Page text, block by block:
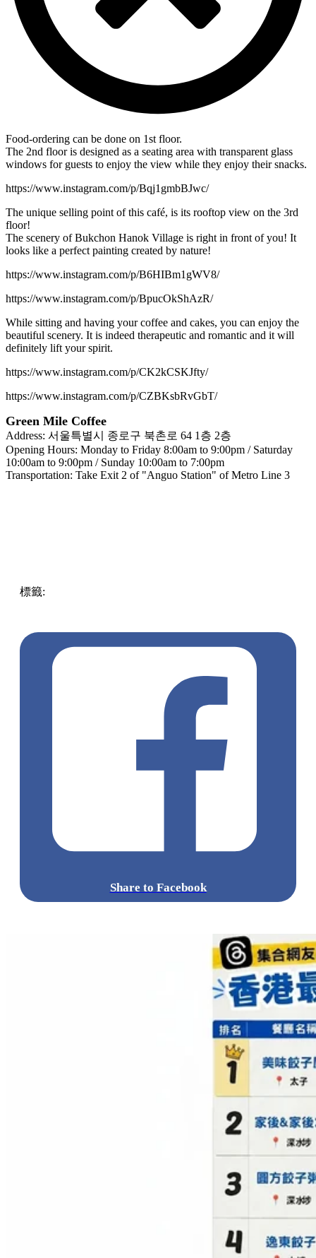
Food-ordering can be done on 1st floor.
The 2nd floor is designed as a seating area with transparent glass
windows for guests to enjoy the view while they enjoy their snacks.
https://www.instagram.com/p/Bqj1gmbBJwc/
The unique selling point of this café, is its rooftop view on the 3rd
floor!
The scenery of Bukchon Hanok Village is right in front of you! It
looks like a perfect painting created by nature!
https://www.instagram.com/p/B6HIBm1gWV8/
https://www.instagram.com/p/BpucOkShAzR/
While sitting and having your coffee and cakes, you can enjoy the
beautiful scenery. It is indeed therapeutic and romantic and it will
definitely lift your spirit.
https://www.instagram.com/p/CK2kCSKJfty/
https://www.instagram.com/p/CZBKsbRvGbT/
Green Mile Coffee
Address: 서울특별시 종로구 북촌로 64 1층 2층
Opening Hours: Monday to Friday 8:00am to 9:00pm / Saturday
10:00am to 9:00pm / Sunday 10:00am to 7:00pm
Transportation: Take Exit 2 of "Anguo Station" of Metro Line 3
標籤:
Share to Facebook